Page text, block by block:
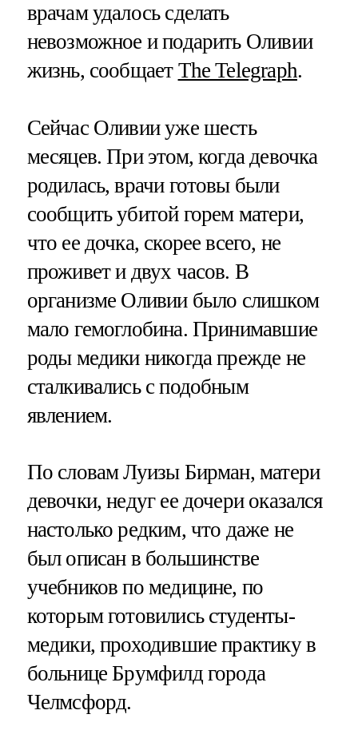
врачам удалось сделать
невозможное и подарить Оливии
жизнь, сообщает The Telegraph.
Сейчас Оливии уже шесть
месяцев. При этом, когда девочка
родилась, врачи готовы были
сообщить убитой горем матери,
что ее дочка, скорее всего, не
проживет и двух часов. В
организме Оливии было слишком
мало гемоглобина. Принимавшие
роды медики никогда прежде не
сталкивались с подобным
явлением.
По словам Луизы Бирман, матери
девочки, недуг ее дочери оказался
настолько редким, что даже не
был описан в большинстве
учебников по медицине, по
которым готовились студенты-
медики, проходившие практику в
больнице Брумфилд города
Челмсфорд.